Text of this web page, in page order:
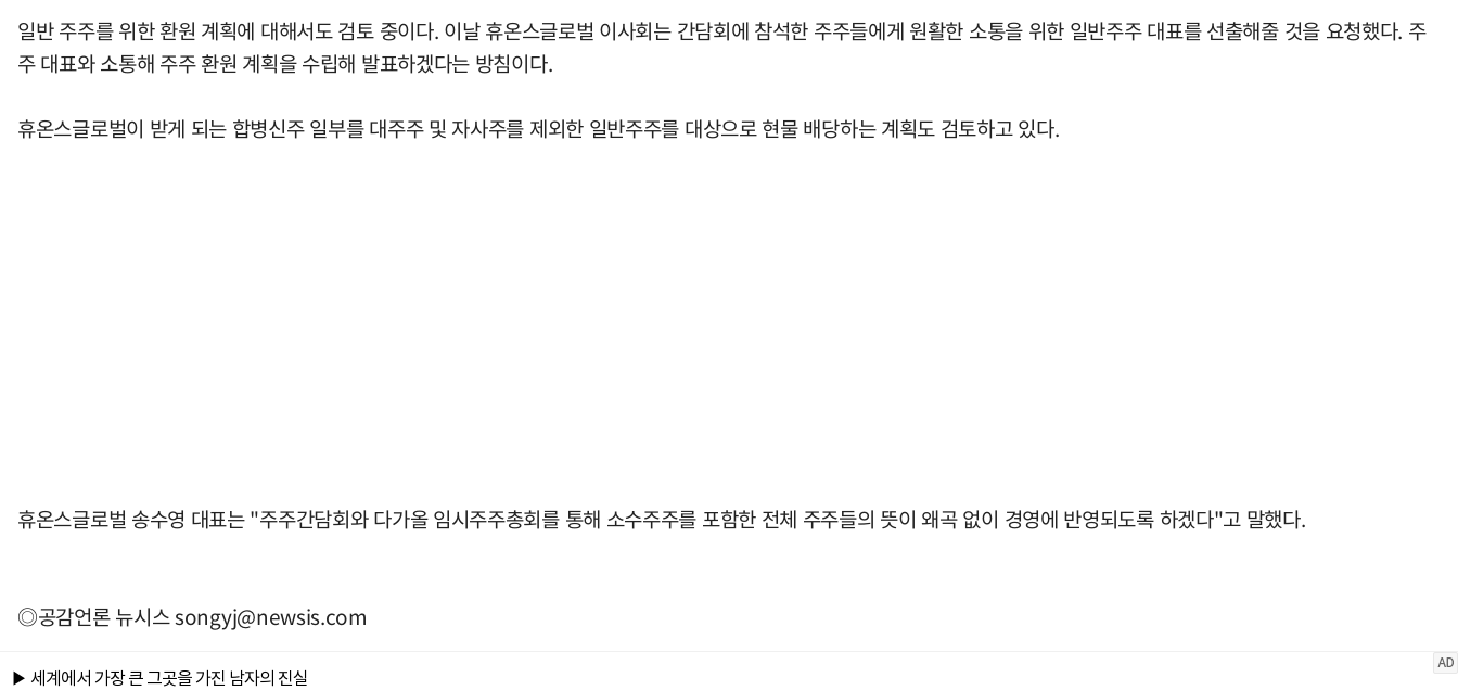
일반 주주를 위한 환원 계획에 대해서도 검토 중이다. 이날 휴온스글로벌 이사회는 간담회에 참석한 주주들에게 원활한 소통을 위한 일반주주 대표를 선출해줄 것을 요청했다. 주
주 대표와 소통해 주주 환원 계획을 수립해 발표하겠다는 방침이다.
휴온스글로벌이 받게 되는 합병신주 일부를 대주주 및 자사주를 제외한 일반주주를 대상으로 현물 배당하는 계획도 검토하고 있다.
휴온스글로벌 송수영 대표는 "주주간담회와 다가올 임시주주총회를 통해 소수주주를 포함한 전체 주주들의 뜻이 왜곡 없이 경영에 반영되도록 하겠다"고 말했다.
◎공감언론 뉴시스songyj@newsis.com